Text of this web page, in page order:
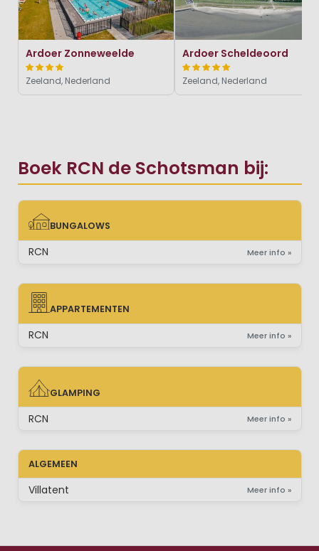
Boek RCN de Schotsman bij:
BUNGALOWS
BUNGALOWS
RCN Meer info »
APPARTEMENTEN
APPARTEMENTEN
RCN Meer info »
GLAMPING
GLAMPING
RCN Meer info »
ALGEMEEN
Villatent Meer info »
Ardoer Zonneweelde
Zeeland, Nederland
Ardoer Scheldeoord
Zeeland, Nederland